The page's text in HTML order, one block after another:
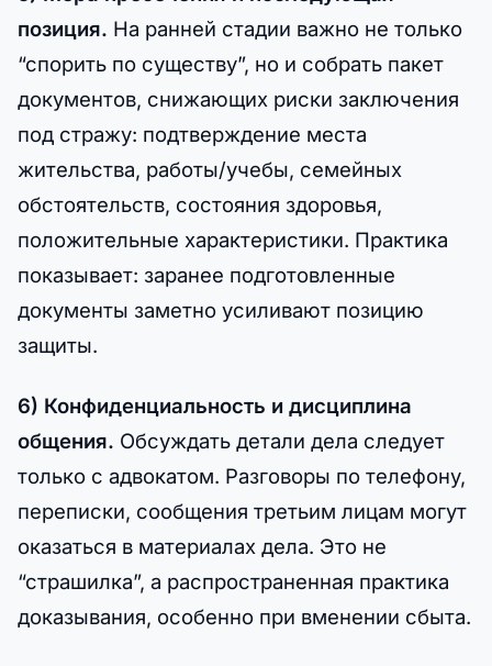
позиция. На ранней стадии важно не только
“спорить по существу”, но и собрать пакет
документов, снижающих риски заключения
под стражу: подтверждение места
жительства, работы/учебы, семейных
обстоятельств, состояния здоровья,
положительные характеристики. Практика
показывает: заранее подготовленные
документы заметно усиливают позицию
защиты.
6) Конфиденциальность и дисциплина
общения. Обсуждать детали дела следует
только с адвокатом. Разговоры по телефону,
переписки, сообщения третьим лицам могут
оказаться в материалах дела. Это не
“страшилка”, а распространенная практика
доказывания, особенно при вменении сбыта.